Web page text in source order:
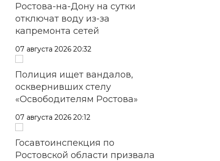
Ростова-на-Дону на сутки
отключат воду из-за
капремонта сетей
07 августа 2026 20:32
Полиция ищет вандалов,
осквернивших стелу
«Освободителям Ростова»
07 августа 2026 20:12
Госавтоинспекция по
Ростовской области призвала